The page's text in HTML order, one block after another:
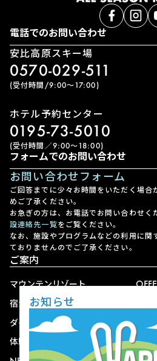
電話でのお問い合わせ
安比高原スキー場
0570-029-511
(受付時間/9:00〜17:00)
ホテル予約センター
0195-73-5010
(受付時間／9:00〜18:00)
フォームでのお問い合わせ
お問い合わせフォーム
ご回答までに少々お時間をいただく場合
めご了承ください。
お急ぎの方は、お電話でお問い合わせく
設連絡先一覧をご覧ください。
なお、施設やプログラムなどの利用に関
ておりませんのでご了承ください。
ご案内
マウンテンリゾート
宿泊
ダイニング
体験
ショ
お知らせ